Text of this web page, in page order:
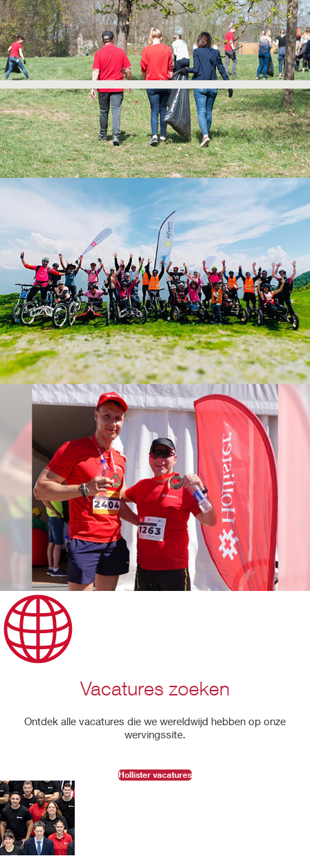
Vacatures zoeken
Ontdek alle vacatures die we wereldwijd hebben op onze
wervingssite.
Hollister vacatures